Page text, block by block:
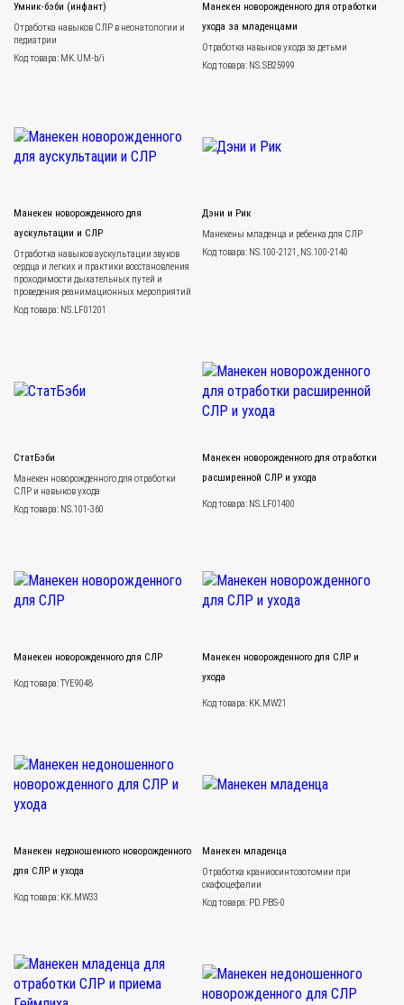
Умник-бэби (инфант)
Отработка навыков СЛР в неонатологии и
педиатрии
Код товара: MK.UM-b/i
Манекен новорожденного для отработки
ухода за младенцами
Отработка навыков ухода за детьми
Код товара: NS.SB25999
Манекен новорожденного для
аускультации и СЛР
Отработка навыков аускультации звуков
сердца и легких и практики восстановления
проходимости дыхательных путей и
проведения реанимационных мероприятий
Код товара: NS.LF01201
Дэни и Рик
Манекены младенца и ребенка для СЛР
Код товара: NS.100-2121, NS.100-2140
СтатБэби
Манекен новорожденного для отработки
СЛР и навыков ухода
Код товара: NS.101-360
Манекен новорожденного для отработки
расширенной СЛР и ухода
Код товара: NS.LF01400
Манекен новорожденного для СЛР
Код товара: TYE9048
Манекен новорожденного для СЛР и
ухода
Код товара: KK.MW21
Манекен недоношенного новорожденного
для СЛР и ухода
Код товара: KK.MW33
Манекен младенца
Отработка краниосинтозотомии при
скафоцефалии
Код товара: PD.PBS-0